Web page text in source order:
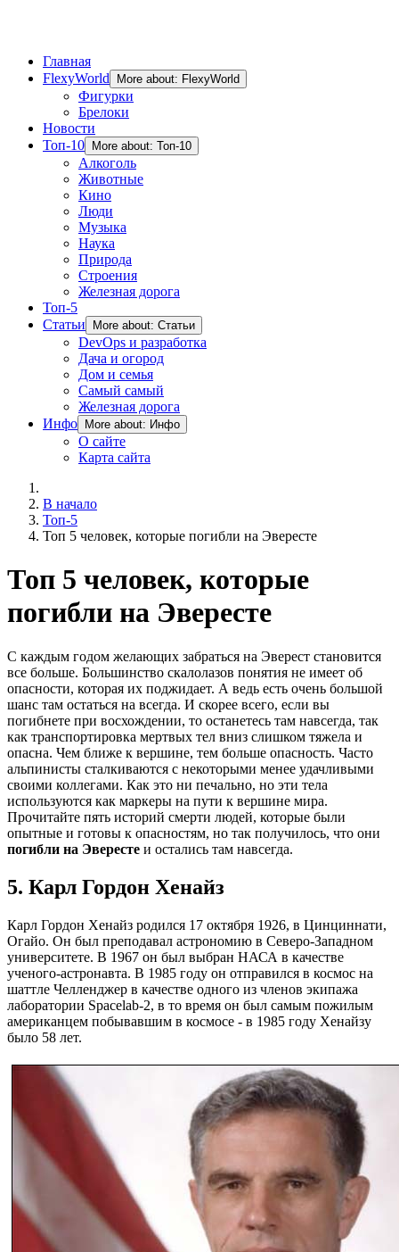
Главная
FlexyWorld
More about: FlexyWorld
Фигурки
Брелоки
Новости
Топ-10
More about: Топ-10
Алкоголь
Животные
Кино
Люди
Музыка
Наука
Природа
Строения
Железная дорога
Топ-5
Статьи
More about: Статьи
DevOps и разработка
Дача и огород
Дом и семья
Самый самый
Железная дорога
Инфо
More about: Инфо
О сайте
Карта сайта
В начало
Топ-5
Топ 5 человек, которые погибли на Эвересте
Топ 5 человек, которые
погибли на Эвересте
С каждым годом желающих забраться на Эверест становится
все больше. Большинство скалолазов понятия не имеет об
опасности, которая их поджидает. А ведь есть очень большой
шанс там остаться на всегда. И скорее всего, если вы
погибнете при восхождении, то останетесь там навсегда, так
как транспортировка мертвых тел вниз слишком тяжела и
опасна. Чем ближе к вершине, тем больше опасность. Часто
альпинисты сталкиваются с некоторыми менее удачливыми
своими коллегами. Как это ни печально, но эти тела
используются как маркеры на пути к вершине мира.
Прочитайте пять историй смерти людей, которые были
опытные и готовы к опасностям, но так получилось, что они
погибли на Эвересте и остались там навсегда.
5. Карл Гордон Хенайз
Карл Гордон Хенайз родился 17 октября 1926, в Цинциннати,
Огайо. Он был преподавал астрономию в Северо-Западном
университете. В 1967 он был выбран НАСА в качестве
ученого-астронавта. В 1985 году он отправился в космос на
шаттле Челленджер в качестве одного из членов экипажа
лаборатории Spacelab-2, в то время он был самым пожилым
американцем побывавшим в космосе - в 1985 году Хенайзу
было 58 лет.